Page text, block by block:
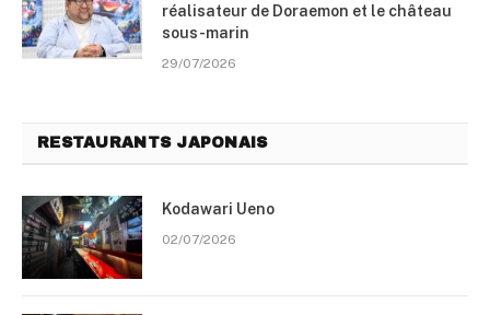
réalisateur de Doraemon et le château
sous-marin
29/07/2026
RESTAURANTS JAPONAIS
Kodawari Ueno
02/07/2026